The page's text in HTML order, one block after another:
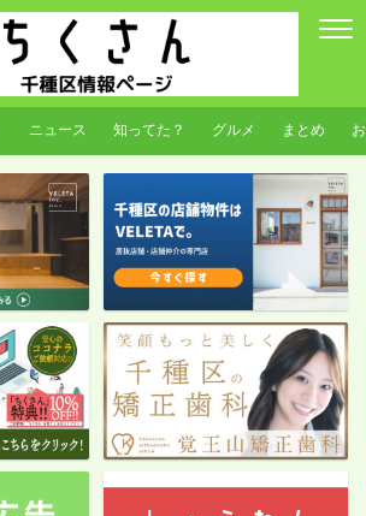
ニュース 知ってた？ グルメ まとめ